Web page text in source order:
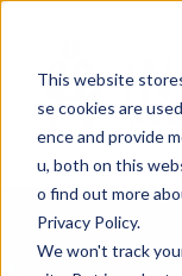
This website
se cookies are
ence and provide
u, both on this
o find out more
Privacy Policy.
We won't track